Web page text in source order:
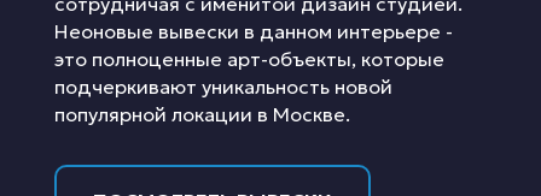
Неоновые вывески в данном интерьере -
это полноценные арт-объекты, которые
подчеркивают уникальность новой
популярной локации в Москве.